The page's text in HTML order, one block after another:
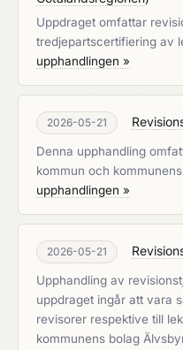
Uppdraget omfattar
tredjepartscertifiering av
upphandlingen »
2026-05-21
Denna upphandling
kommun och
upphandlingen »
2026-05-21
Upphandling av
uppdraget ingår att vara
revisorer respektive till
kommunens bolag